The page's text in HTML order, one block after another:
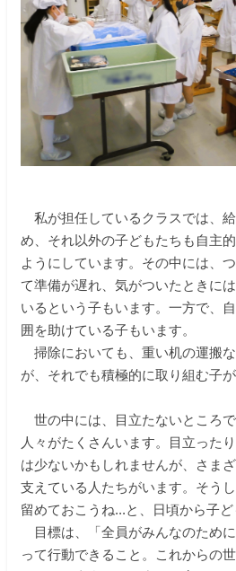
私が担任しているクラスでは、
め、それ以外の子どもたちも自主
ようにしています。その中には、
て準備が遅れ、気がついたときに
いるという子もいます。一方で、
囲を助けている子もいます。
掃除においても、重い机の運搬
が、それでも積極的に取り組む子が
世の中には、目立たないところ
人々がたくさんいます。目立った
は少ないかもしれませんが、さま
支えている人たちがいます。そう
留めておこうね...と、日頃から子ど
目標は、「全員がみんなのため
って行動できること。これからの